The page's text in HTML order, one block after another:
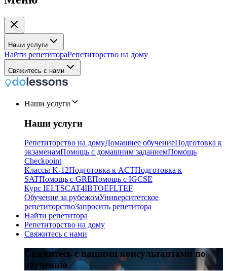
Наши услуги
Найти репетитораРепетиторство на дому
Свяжитесь с нами
Наши услуги
Наши услуги
Репетиторство на домуДомашнее обучениеПодготовка к
экзаменамПомощь с домашним заданиемПомощь
Checkpoint
Классы K-12Подготовка к ACTПодготовка к
SATПомощь с GREПомощь с IGCSE
Курс IELTSCAT4IBTOEFLTEF
Обучение за рубежомУниверситетское
репетиторствоЗапросить репетитора
Найти репетитора
Репетиторство на дому
Свяжитесь с нами
Свяжитесь с нашими консультантами по
обучению